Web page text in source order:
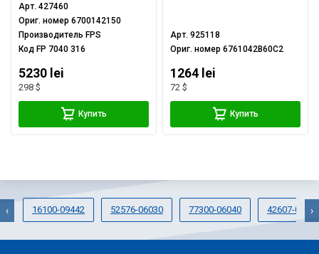
Арт.427460
Ориг. номер6700142150
ПроизводительFPS
КодFP 7040 316
5230 lei
298 $
Купить
потерта
Арт.925118
Ориг. номер6761042B60C2
1264 lei
72 $
Купить
16100-09442 52576-06030 77300-06040 42607-06030
‹ ›